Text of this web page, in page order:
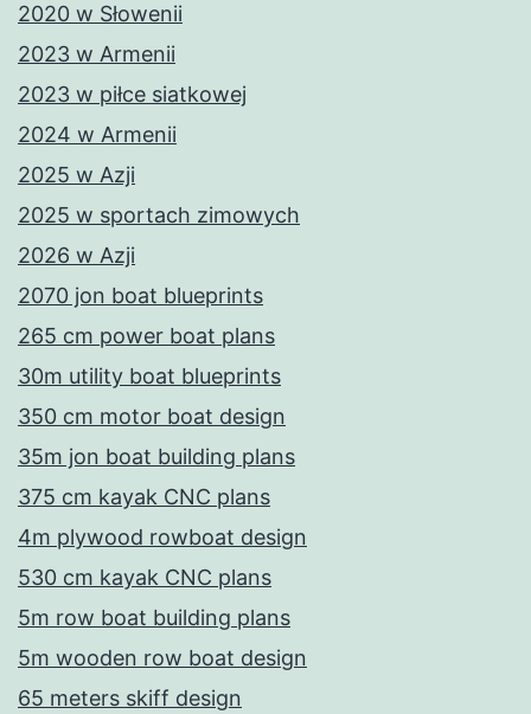
2020 w Słowenii
2023 w Armenii
2023 w piłce siatkowej
2024 w Armenii
2025 w Azji
2025 w sportach zimowych
2026 w Azji
2070 jon boat blueprints
265 cm power boat plans
30m utility boat blueprints
350 cm motor boat design
35m jon boat building plans
375 cm kayak CNC plans
4m plywood rowboat design
530 cm kayak CNC plans
5m row boat building plans
5m wooden row boat design
65 meters skiff design